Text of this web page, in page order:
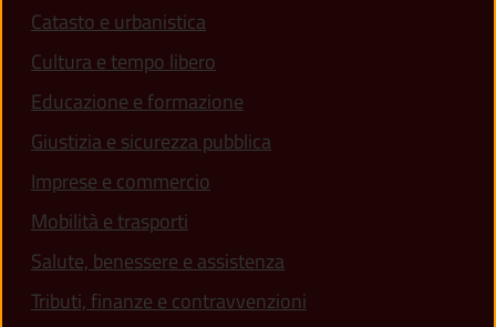
Catasto e urbanistica
Cultura e tempo libero
Educazione e formazione
Giustizia e sicurezza pubblica
Imprese e commercio
Mobilità e trasporti
Salute, benessere e assistenza
Tributi, finanze e contravvenzioni